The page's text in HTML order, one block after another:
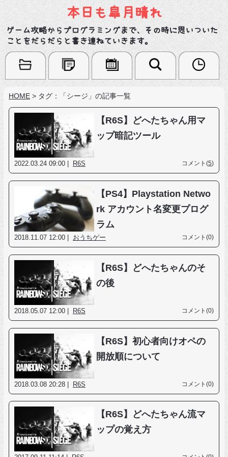
本日も皐月晴れ
ゲーム攻略からプログラミングまで、その時に思いついた
ことをだらだらと書き連ねていきます。
HOME > タグ：「シージ」の記事一覧
【R6S】どへたちゃん用マ
ップ暗記ツール
2022.03.24 09:00 | R6S コメント(5)
【PS4】Playstation Netwo
rk アカウント名変更プログ
ラム
2018.11.07 12:00 | おうちゲー コメント(0)
【R6S】どへたちゃんのそ
の後
2018.05.07 12:00 | R6S コメント(0)
【R6S】初心者向けオペの
開放順について
2018.03.08 20:28 | R6S コメント(0)
【R6S】どへたちゃん流マ
ップの覚え方